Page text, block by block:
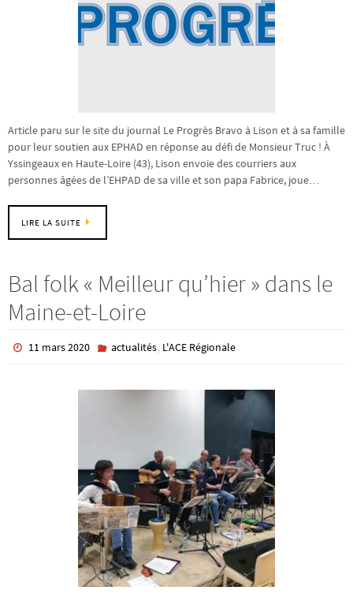
Article paru sur le site du journal Le Progrès Bravo à Lison et à sa famille
pour leur soutien aux EPHAD en réponse au défi de Monsieur Truc ! À
Yssingeaux en Haute-Loire (43), Lison envoie des courriers aux
personnes âgées de l’EHPAD de sa ville et son papa Fabrice, joue…
LIRE LA SUITE
Bal folk « Meilleur qu’hier » dans le
Maine-et-Loire
11 mars 2020 actualités, L'ACE Régionale